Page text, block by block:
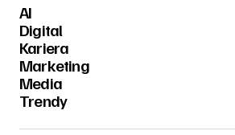
AI
Digital
Kariera
Marketing
Media
Trendy